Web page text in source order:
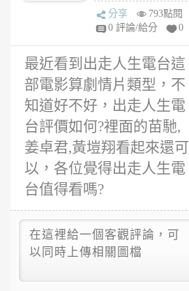
年
前
分享
793點閱
0 評論/給分
0
最近看到出走人生電台這
部電影算劇情片類型，不
知道好不好，出走人生電
台評價如何?裡面的苗馳,
姜卓君,黃塏翔看起來還可
以，各位覺得出走人生電
台值得看嗎?